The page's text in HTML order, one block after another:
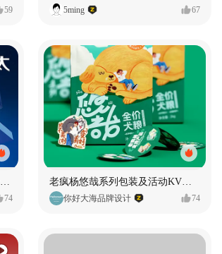
59 5ming 67
74 你好大海品牌设计 74